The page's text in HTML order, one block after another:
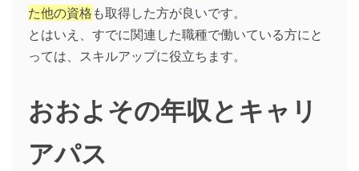
た他の資格 も取得した方が良いです。
とはいえ、すでに関連した職種で働いている方にと
っては、スキルアップに役立ちます。
おおよその年収とキャリ
アパス